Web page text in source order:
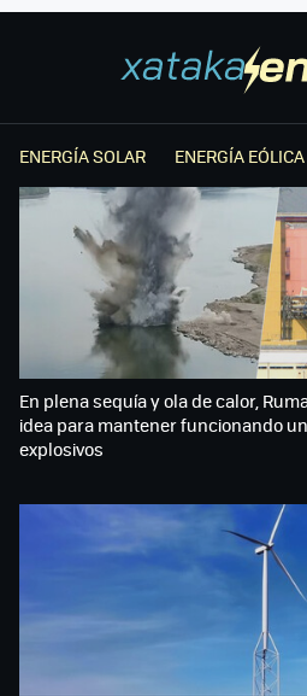
ENERGÍA SOLAR ENERGÍA EÓLICA
En plena sequía y ola de calor,
idea para mantener funcionando
explosivos